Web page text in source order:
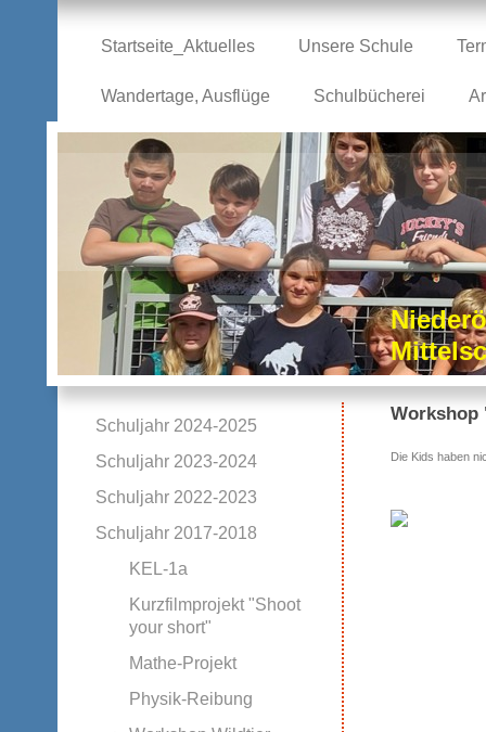
Startseite_Aktuelles Unsere Schule
Wandertage, Ausflüge Schulbücherei
Workshop
Die Kids haben
Schuljahr 2024-2025
Schuljahr 2023-2024
Schuljahr 2022-2023
Schuljahr 2017-2018
KEL-1a
Kurzfilmprojekt "Shoot
your short"
Mathe-Projekt
Physik-Reibung